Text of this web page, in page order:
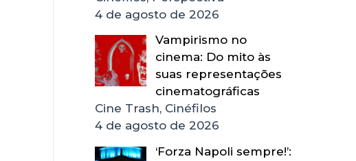
4 de agosto de 2026
Vampirismo no
cinema: Do mito às
suas representações
cinematográficas
Cine Trash, Cinéfilos
4 de agosto de 2026
‘Forza Napoli sempre!’: